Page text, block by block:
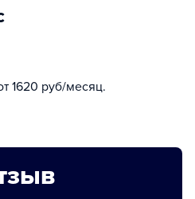
1620 руб/месяц.